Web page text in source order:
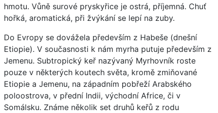
hmotu. Vůně surové pryskyřice je ostrá, příjemná. Chuť
hořká, aromatická, při žvýkání se lepí na zuby.
Do Evropy se dovážela především z Habeše (dnešní
Etiopie). V současnosti k nám myrha putuje především z
Jemenu. Subtropický keř nazývaný Myrhovník roste
pouze v některých koutech světa, kromě zmiňované
Etiopie a Jemenu, na západním pobřeží Arabského
poloostrova, v přední Indii, východní Africe, či v
Somálsku. Známe několik set druhů keřů z rodu